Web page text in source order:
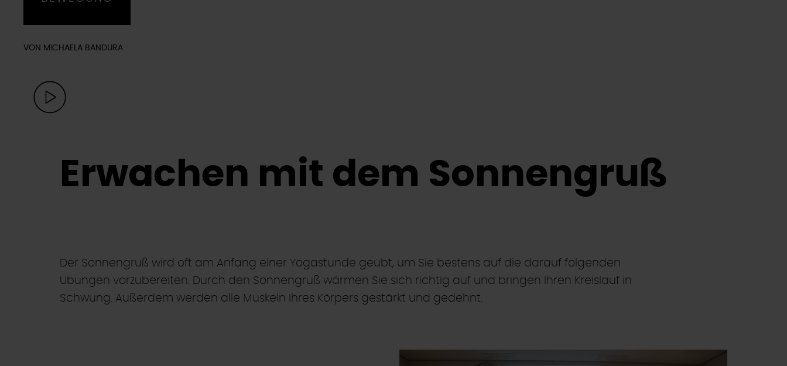
VON MICHAELA BANDURA
Erwachen mit dem Sonnengruß
Der Sonnengruß wird oft am Anfang einer Yogastunde geübt, um Sie bestens auf die darauf folgenden
Übungen vorzubereiten. Durch den Sonnengruß wärmen Sie sich richtig auf und bringen Ihren Kreislauf in
Schwung. Außerdem werden alle Muskeln Ihres Körpers gestärkt und gedehnt.